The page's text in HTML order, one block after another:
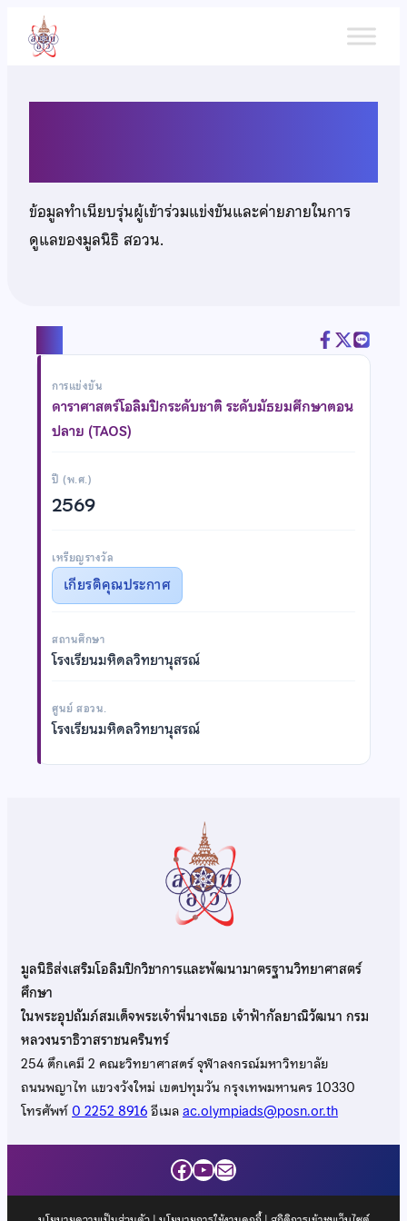
เนื้อหา
ข้อมูลทำเนียบรุ่นผู้เข้าร่วมแข่งขันและค่ายภายในการ
ดูแลของมูลนิธิ สอวน.
การแข่งขัน
ดาราศาสตร์โอลิมปิกระดับชาติ ระดับมัธยมศึกษาตอน
ปลาย (TAOS)
ปี (พ.ศ.)
2569
เหรียญรางวัล
เกียรติคุณประกาศ
สถานศึกษา
โรงเรียนมหิดลวิทยานุสรณ์
ศูนย์ สอวน.
โรงเรียนมหิดลวิทยานุสรณ์
มูลนิธิส่งเสริมโอลิมปิกวิชาการและพัฒนามาตรฐานวิทยาศาสตร์
ศึกษา
ในพระอุปถัมภ์สมเด็จพระเจ้าพี่นางเธอ เจ้าฟ้ากัลยาณิวัฒนา กรม
หลวงนราธิวาสราชนครินทร์
254 ตึกเคมี 2 คณะวิทยาศาสตร์ จุฬาลงกรณ์มหาวิทยาลัย
ถนนพญาไท แขวงวังใหม่ เขตปทุมวัน กรุงเทพมหานคร 10330
โทรศัพท์0 2252 8916อีเมลac.olympiads@posn.or.th
Facebook
YouTube
Mail